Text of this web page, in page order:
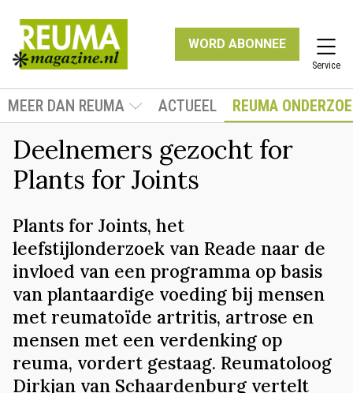
WORD ABONNEE
Service
MEER DAN REUMA ACTUEEL REUMA
Deelnemers gezocht for
Plants for Joints
Plants for Joints, het
leefstijlonderzoek van Reade naar de
invloed van een programma op basis
van plantaardige voeding bij mensen
met reumatoïde artritis, artrose en
mensen met een verdenking op
reuma, vordert gestaag. Reumatoloog
Dirkjan van Schaardenburg vertelt